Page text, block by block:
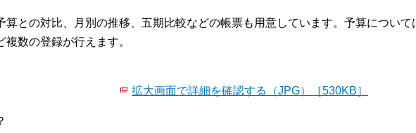
算との対比、月別の推移、五期比較などの帳票も用意しています。予算につい
複数の登録が行えます。
拡大画面で詳細を確認する（JPG）［530KB］